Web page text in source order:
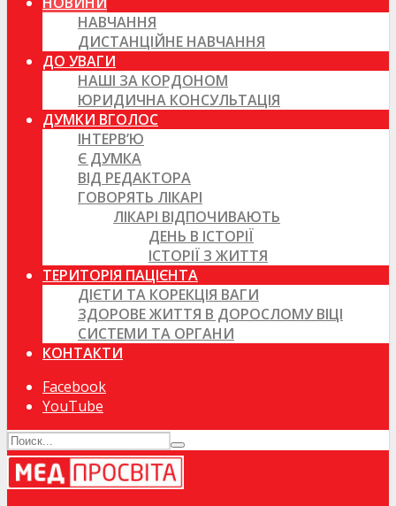
НАВЧАННЯ
ДИСТАНЦІЙНЕ НАВЧАННЯ
ДО УВАГИ
НАШІ ЗА КОРДОНОМ
ЮРИДИЧНА КОНСУЛЬТАЦІЯ
ДУМКИ ВГОЛОС
ІНТЕРВ’Ю
Є ДУМКА
ВІД РЕДАКТОРА
ГОВОРЯТЬ ЛІКАРІ
ЛІКАРІ ВІДПОЧИВАЮТЬ
ДЕНЬ В ІСТОРІЇ
ІСТОРІЇ З ЖИТТЯ
ТЕРИТОРІЯ ПАЦІЄНТА
ДІЄТИ ТА КОРЕКЦІЯ ВАГИ
ЗДОРОВЕ ЖИТТЯ В ДОРОСЛОМУ ВІЦІ
СИСТЕМИ ТА ОРГАНИ
КОНТАКТИ
Facebook
YouTube